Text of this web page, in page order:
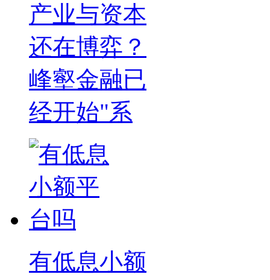
产业与资本
还在博弈？
峰壑金融已
经开始"系
有低息小额